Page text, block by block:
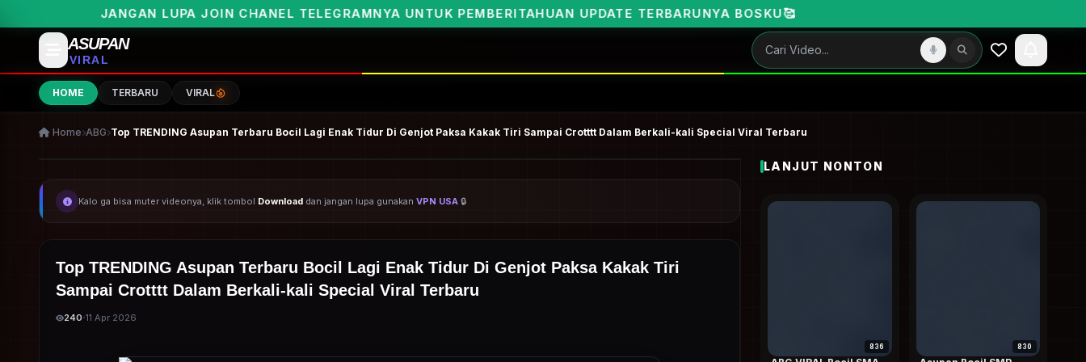
LUPA JOIN CHANEL TELEGRAMNYA UNTUK PEMBERITAHUAN UPDATE TERBARUNYA BOSKU🥰
ASUPAN
VIRAL
HOME TERBARU VIRAL
Home ABG Top TRENDING Asupan Terbaru Bocil Lagi Enak Tidur Di Genjot Paksa Kakak Tiri Sampai Crotttt Dalam Berkali-kali Special Viral Terbaru
Kalo ga bisa muter videonya, klik tombol Download dan jangan lupa gunakan VPN USA 🔒
Top TRENDING Asupan Terbaru Bocil Lagi Enak Tidur Di Genjot Paksa Kakak Tiri
Sampai Crotttt Dalam Berkali-kali Special Viral Terbaru
240·11 Apr 2026
LANJUT NONTON
836 830